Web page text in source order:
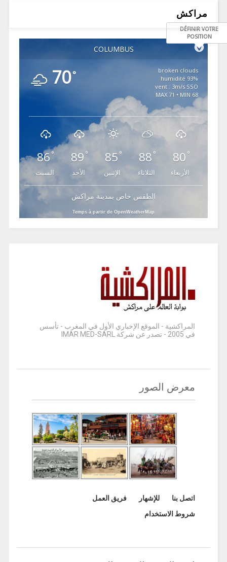
مراكش
COLUMBUS
DÉFINIR VOTRE
POSITION
70°
broken clouds
93% humidité
vent : 3m/s SSO
MAX 71 • MIN 68
86°
السبت
89 °
الأحد
85°
الإثنين
88 °
الثلاثاء
80 °
الأربعاء
الطقس خاص بمدينة مراكش
Temps à partir de OpenWeatherMap
المراكشية - الموقع الإخباري الأول في المغرب - تأسس
في 2005 - تصدر عن شركة IMAR MED-SARL
معرض الصور
اتصل بنا للإشهار
فريق العمل
شروط الاستخدام